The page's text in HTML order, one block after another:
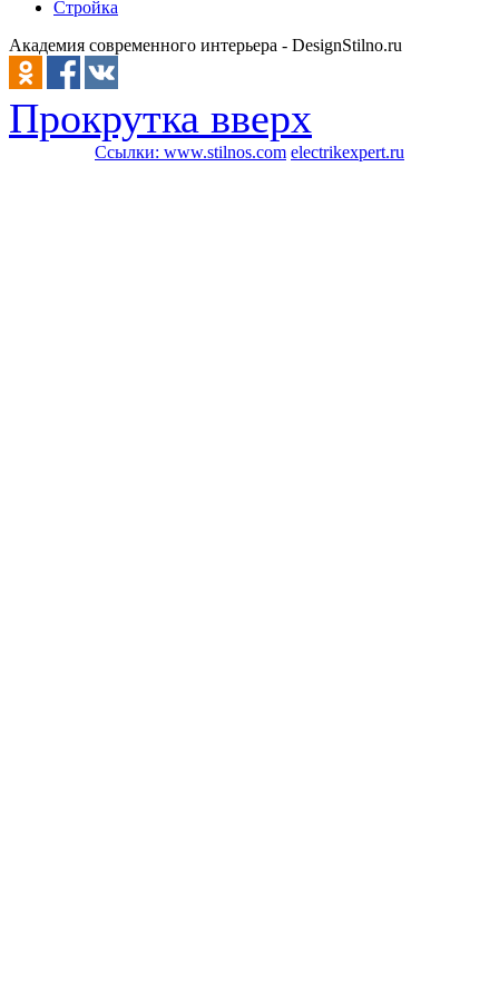
Стройка
Академия современного интерьера - DesignStilno.ru
Прокрутка вверх
Ссылки: www.stilnos.com electrikexpert.ru